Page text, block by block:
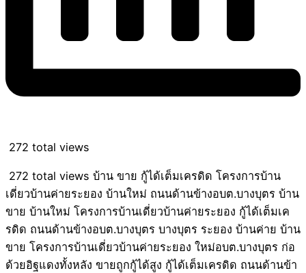
272 total views
272 total views บ้าน ขาย กู้ได้เต็มเครดิด โครงการบ้าน
เดี่ยวบ้านค่ายระยอง บ้านใหม่ ถนนด้านข้างอบต.บางบุตร บ้าน
ขาย บ้านใหม่ โครงการบ้านเดี่ยวบ้านค่ายระยอง กู้ได้เต็มเค
รดิด ถนนด้านข้างอบต.บางบุตร บางบุตร ระยอง บ้านค่าย บ้าน
ขาย โครงการบ้านเดี่ยวบ้านค่ายระยอง ใหม่อบต.บางบุตร ก่อ
ด้วยอิฐแดงทั้งหลัง ขายถูกกู้ได้สูง กู้ได้เต็มเครดิด ถนนด้านข้า